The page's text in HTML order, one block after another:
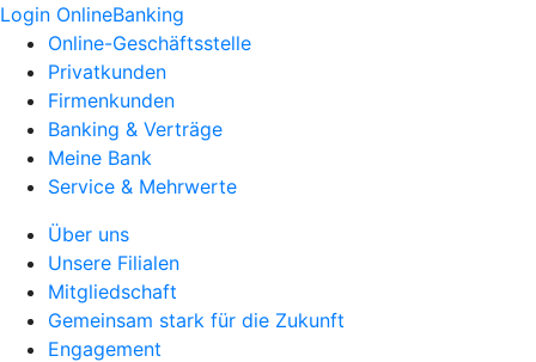
Login OnlineBanking
Online-Geschäftsstelle
Privatkunden
Firmenkunden
Banking & Verträge
Meine Bank
Service & Mehrwerte
Über uns
Unsere Filialen
Mitgliedschaft
Gemeinsam stark für die Zukunft
Engagement